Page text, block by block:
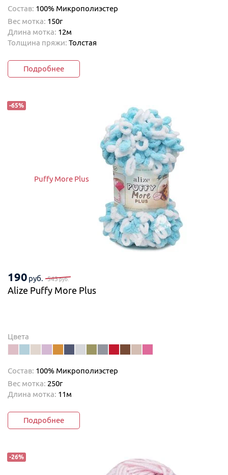
Состав: 100% Микрополиэстер
Вес мотка: 150г
Длина мотка: 12м
Толщина пряжи: Толстая
Подробнее
-65%
Puffy More Plus
190 руб. 543руб.
Alize Puffy More Plus
Цвета
Состав: 100% Микрополиэстер
Вес мотка: 250г
Длина мотка: 11м
Подробнее
-26%